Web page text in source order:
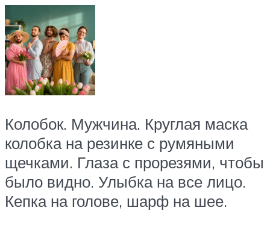
Колобок. Мужчина. Круглая маска
колобка на резинке с румяными
щечками. Глаза с прорезями, чтобы
было видно. Улыбка на все лицо.
Кепка на голове, шарф на шее.